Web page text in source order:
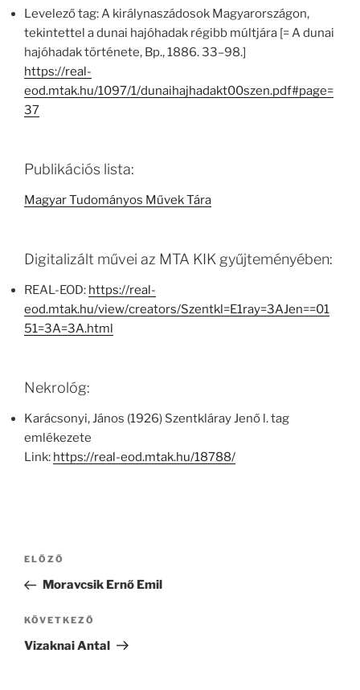
Levelező tag: A királynaszádosok Magyarországon,
tekintettel a dunai hajóhadak régibb múltjára [= A dunai
hajóhadak története, Bp., 1886. 33–98.]
https://real-
eod.mtak.hu/1097/1/dunaihajhadakt00szen.pdf#page=
37
Publikációs lista:
Magyar Tudományos Művek Tára
Digitalizált művei az MTA KIK gyűjteményében:
REAL-EOD: https://real-
eod.mtak.hu/view/creators/Szentkl=E1ray=3AJen==01
51=3A=3A.html
Nekrológ:
Karácsonyi, János (1926) Szentkláray Jenő l. tag
emlékezete
Link: https://real-eod.mtak.hu/18788/
Bejegyzés
Korábbi
bejegyzés
ELŐZŐ
Moravcsik Ernő Emil
Következő
bejegyzés
KÖVETKEZŐ
Vizaknai Antal